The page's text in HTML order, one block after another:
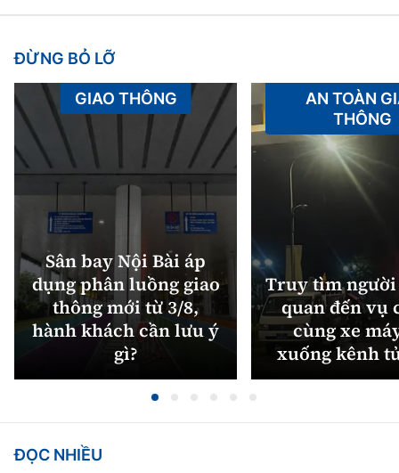
ĐỪNG BỎ LỠ
Sân bay Nội Bài áp
dụng phân luồng giao
thông mới từ 3/8,
hành khách cần lưu ý
gì?
GIAO THÔNG
Truy tìm
quan đến vụ
cùng xe
xuống kênh
AN TOÀN
THÔNG
ĐỌC NHIỀU